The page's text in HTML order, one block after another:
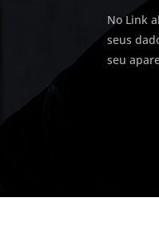
No Link
seus
seu